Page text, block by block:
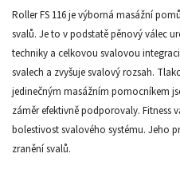
Roller FS 116 je výborná masážní
svalů. Je to v podstatě pěnový válec
techniky a celkovou svalovou
svalech a zvyšuje svalový rozsah.
jedinečným masážním pomocníkem
záměr efektivně podporovaly. Fitness
bolestivost svalového systému. Jeho
zranění svalů.